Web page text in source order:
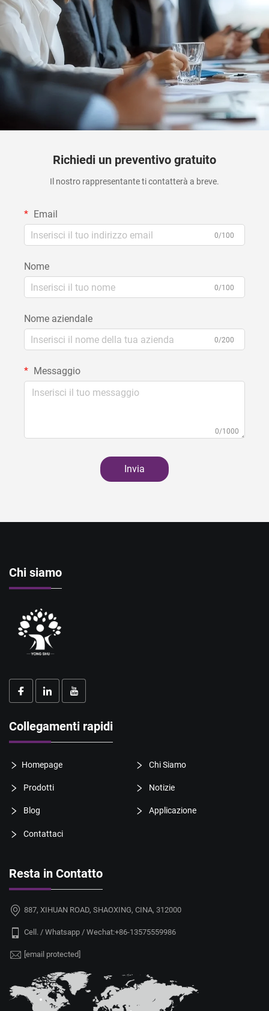
Richiedi un preventivo gratuito
Il nostro rappresentante ti contatterà a breve.
Email
0/100
Nome
0/100
Nome aziendale
0/200
Messaggio
0/1000
Invia
Chi siamo
Collegamenti rapidi
Homepage Chi Siamo
Prodotti Notizie
Blog Applicazione
Contattaci
Resta in Contatto
887, XIHUAN ROAD, SHAOXING, CINA, 312000
Cell. / Whatsapp / Wechat:+86-13575559986
[email protected]